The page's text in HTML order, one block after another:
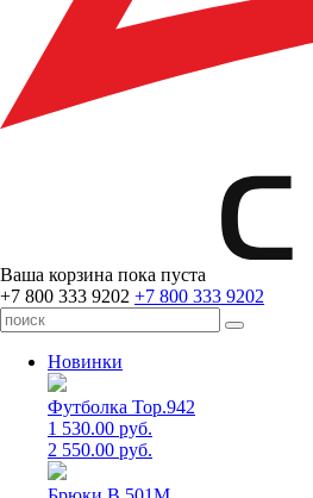
Ваша корзина пока пуста
+7 800 333 9202 +7 800 333 9202
Новинки
Футболка Top.942
1 530.00 руб.
2 550.00 руб.